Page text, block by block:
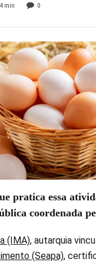
4 min 0
pratica essa
coordenada
(IMA), autarquia
(Seapa),